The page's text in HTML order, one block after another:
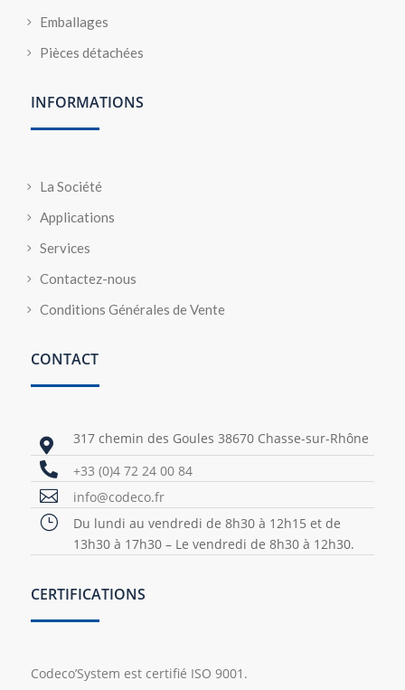
Emballages
Pièces détachées
INFORMATIONS
La Société
Applications
Services
Contactez-nous
Conditions Générales de Vente
CONTACT
 317 chemin des Goules 38670 Chasse-sur-Rhône
 +33 (0)4 72 24 00 84
 info@codeco.fr
}
Du lundi au vendredi de 8h30 à 12h15 et de
13h30 à 17h30 – Le vendredi de 8h30 à 12h30.
CERTIFICATIONS
Codeco’System est certifié ISO 9001.